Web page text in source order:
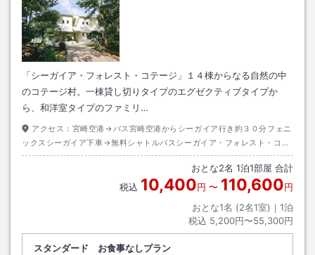
「シーガイア・フォレスト・コテージ」１４棟からなる自然の中
のコテージ村。一棟貸し切りタイプのエグゼクティブタイプか
ら、和洋室タイプのファミリ…
アクセス： 宮崎空港→バス宮崎空港からシーガイア行き約３０分フェニ
ックスシーガイア下車→無料シャトルバスシーガイア・フォレスト・コン
ドミニアム／コテージ行き約５分シーガイア・フォレスト・コンドミニア
おとな2名 1泊1部屋 合計
税込 10,400円 〜 110,600円
おとな1名 (2名1室)｜ 1泊
税込 5,200円〜55,300円
スタンダード お食事なしプラン